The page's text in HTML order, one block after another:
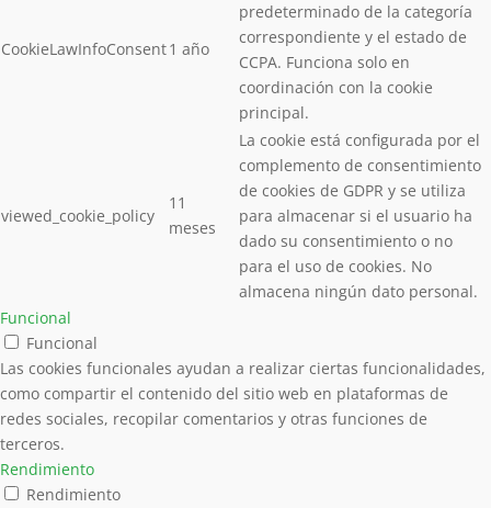
CookieLawInfoConsent1 año
predeterminado de la categoría
correspondiente y el estado de
CCPA. Funciona solo en
coordinación con la cookie
principal.
viewed_cookie_policy
11
meses
La cookie está configurada por el
complemento de consentimiento
de cookies de GDPR y se utiliza
para almacenar si el usuario ha
dado su consentimiento o no
para el uso de cookies. No
almacena ningún dato personal.
Funcional
Funcional
Las cookies funcionales ayudan a realizar ciertas funcionalidades,
como compartir el contenido del sitio web en plataformas de
redes sociales, recopilar comentarios y otras funciones de
terceros.
Rendimiento
Rendimiento